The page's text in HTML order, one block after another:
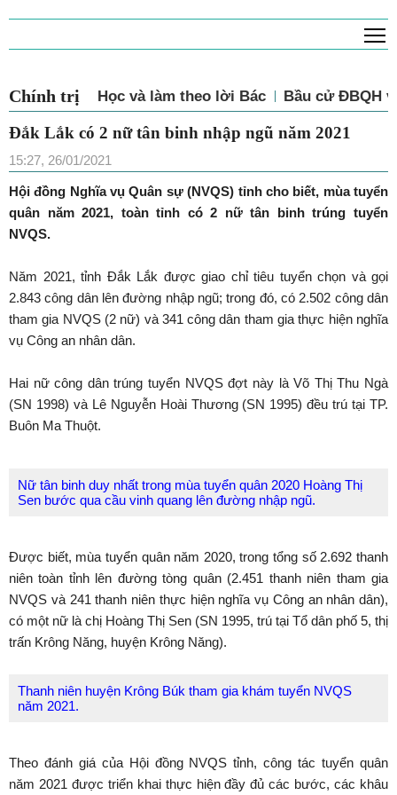
Chính trị Học và làm theo lời Bác Bầu cử ĐBQH
Đắk Lắk có 2 nữ tân binh nhập ngũ năm 2021
15:27, 26/01/2021
Hội đồng Nghĩa vụ Quân sự (NVQS) tỉnh cho biết, mùa tuyển
quân năm 2021, toàn tỉnh có 2 nữ tân binh trúng tuyển
NVQS.
Năm 2021, tỉnh Đắk Lắk được giao chỉ tiêu tuyển chọn và gọi
2.843 công dân lên đường nhập ngũ; trong đó, có 2.502 công dân
tham gia NVQS (2 nữ) và 341 công dân tham gia thực hiện nghĩa
vụ Công an nhân dân.
Hai nữ công dân trúng tuyển NVQS đợt này là Võ Thị Thu Ngà
(SN 1998) và Lê Nguyễn Hoài Thương (SN 1995) đều trú tại TP.
Buôn Ma Thuột.
Nữ tân binh duy nhất trong mùa tuyển quân 2020 Hoàng Thị
Sen bước qua cầu vinh quang lên đường nhập ngũ.
Được biết, mùa tuyển quân năm 2020, trong tổng số 2.692 thanh
niên toàn tỉnh lên đường tòng quân (2.451 thanh niên tham gia
NVQS và 241 thanh niên thực hiện nghĩa vụ Công an nhân dân),
có một nữ là chị Hoàng Thị Sen (SN 1995, trú tại Tổ dân phố 5, thị
trấn Krông Năng, huyện Krông Năng).
Thanh niên huyện Krông Búk tham gia khám tuyển NVQS
năm 2021.
Theo đánh giá của Hội đồng NVQS tỉnh, công tác tuyển quân
năm 2021 được triển khai thực hiện đầy đủ các bước, các khâu